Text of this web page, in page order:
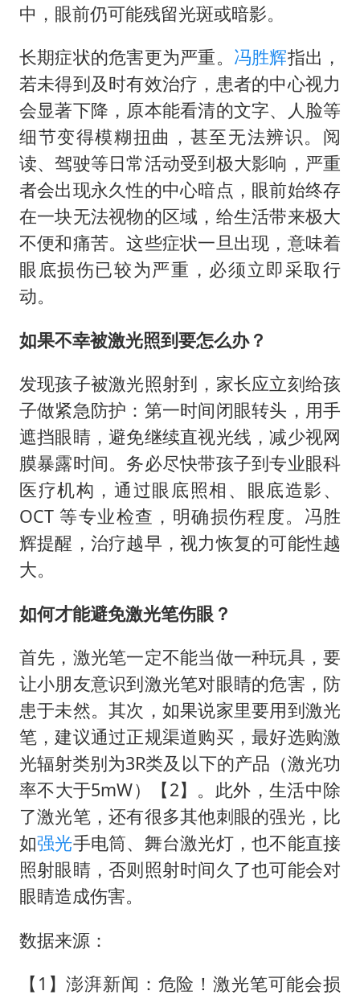
中，眼前仍可能残留光斑或暗影。
长期症状的危害更为严重。 冯胜辉指出，
若未得到及时有效治疗，患者的中心视力
会显著下降，原本能看清的文字、人脸等
细节变得模糊扭曲，甚至无法辨识。阅
读、驾驶等日常活动受到极大影响，严重
者会出现永久性的中心暗点，眼前始终存
在一块无法视物的区域，给生活带来极大
不便和痛苦。这些症状一旦出现，意味着
眼底损伤已较为严重，必须立即采取行
动。
如果不幸被激光照到要怎么办？
发现孩子被激光照射到，家长应立刻给孩
子做紧急防护：第一时间闭眼转头，用手
遮挡眼睛，避免继续直视光线，减少视网
膜暴露时间。务必尽快带孩子到专业眼科
医疗机构，通过眼底照相、眼底造影、
OCT 等专业检查，明确损伤程度。冯胜
辉提醒，治疗越早，视力恢复的可能性越
大。
如何才能避免激光笔伤眼？
首先，激光笔一定不能当做一种玩具，要
让小朋友意识到激光笔对眼睛的危害，防
患于未然。其次，如果说家里要用到激光
笔，建议通过正规渠道购买，最好选购激
光辐射类别为3R类及以下的产品（激光功
率不大于5mW）【2】。此外，生活中除
了激光笔，还有很多其他刺眼的强光，比
如强光手电筒、舞台激光灯，也不能直接
照射眼睛，否则照射时间久了也可能会对
眼睛造成伤害。
数据来源：
【1】澎湃新闻：危险！激光笔可能会损